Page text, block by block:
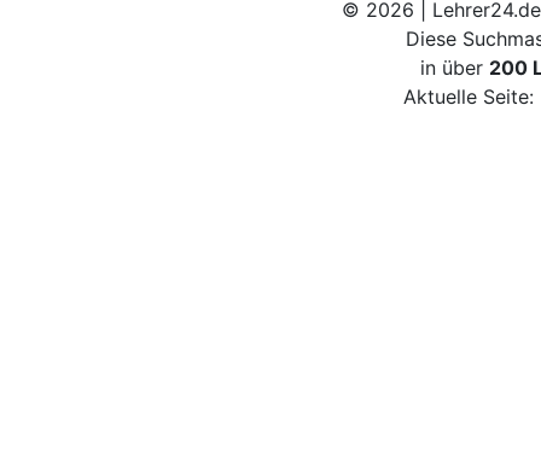
© 2026 |
Diese
in über 200
Aktuelle Seite: